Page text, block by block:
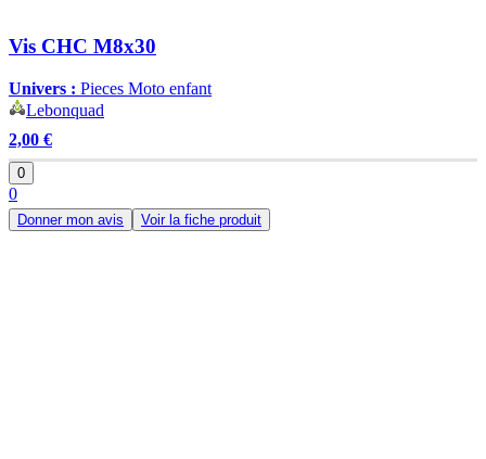
Vis CHC M8x30
Univers : Pieces Moto enfant
Lebonquad
2,00 €
0
0
Donner mon avis Voir la fiche produit